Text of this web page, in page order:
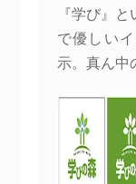
『学び』
で優しい
示。真ん中